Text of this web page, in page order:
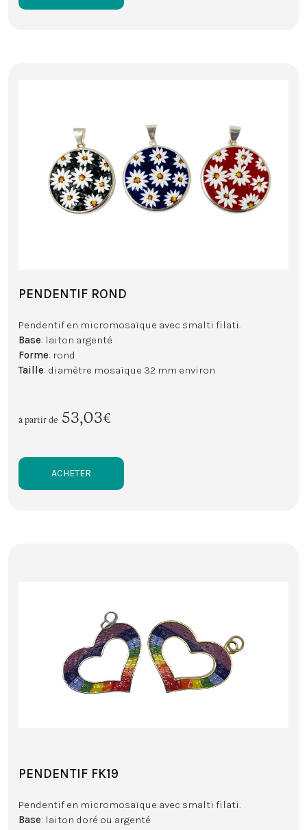
PENDENTIF ROND
Pendentif en micromosaïque avec smalti filati.
Base: laiton argenté
Forme: rond
Taille: diamètre mosaïque 32 mm environ
à partir de 53,03€
ACHETER
PENDENTIF FK19
Pendentif en micromosaïque avec smalti filati.
Base: laiton doré ou argenté